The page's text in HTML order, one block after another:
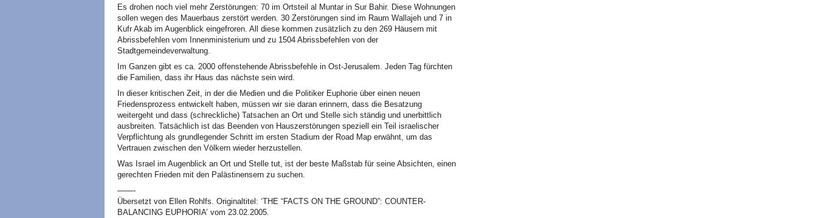
Es drohen noch viel mehr Zerstörungen: 70 im Ortsteil al Muntar in Sur Bahir. Diese Wohnungen
sollen wegen des Mauerbaus zerstört werden. 30 Zerstörungen sind im Raum Wallajeh und 7 in
Kufr Akab im Augenblick eingefroren. All diese kommen zusätzlich zu den 269 Häusern mit
Abrissbefehlen vom Innenministerium und zu 1504 Abrissbefehlen von der
Stadtgemeindeverwaltung.
Im Ganzen gibt es ca. 2000 offenstehende Abrissbefehle in Ost-Jerusalem. Jeden Tag fürchten
die Familien, dass ihr Haus das nächste sein wird.
In dieser kritischen Zeit, in der die Medien und die Politiker Euphorie über einen neuen
Friedensprozess entwickelt haben, müssen wir sie daran erinnern, dass die Besatzung
weitergeht und dass (schreckliche) Tatsachen an Ort und Stelle sich ständig und unerbittlich
ausbreiten. Tatsächlich ist das Beenden von Hauszerstörungen speziell ein Teil israelischer
Verpflichtung als grundlegender Schritt im ersten Stadium der Road Map erwähnt, um das
Vertrauen zwischen den Völkern wieder herzustellen.
Was Israel im Augenblick an Ort und Stelle tut, ist der beste Maßstab für seine Absichten, einen
gerechten Frieden mit den Palästinensern zu suchen.
——-
Übersetzt von Ellen Rohlfs. Originaltitel: ‘THE “FACTS ON THE GROUND”: COUNTER-
BALANCING EUPHORIA’ vom 23.02.2005.